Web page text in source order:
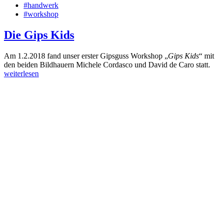
#handwerk
#workshop
Die Gips Kids
Am 1.2.2018 fand unser erster Gipsguss Workshop „Gips Kids“ mit
den beiden Bildhauern Michele Cordasco und David de Caro statt.
weiterlesen